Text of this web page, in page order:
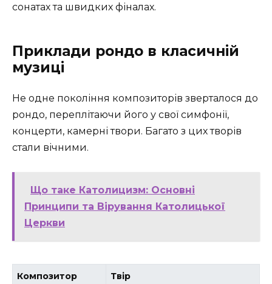
сонатах та швидких фіналах.
Приклади рондо в класичній
музиці
Не одне покоління композиторів зверталося до
рондо, переплітаючи його у свої симфонії,
концерти, камерні твори. Багато з цих творів
стали вічними.
Що таке Католицизм: Основні
Принципи та Вірування Католицької
Церкви
Композитор Твір